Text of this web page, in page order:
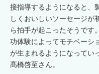
接指導するようになると、
しくおいしいソーセージが
ら拍手が起こったそうです
功体験によってモチベーシ
が生まれるようになってい
髙橋啓至さん。